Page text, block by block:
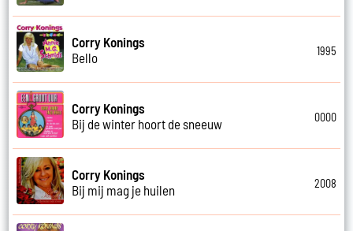
Corry Konings
Bello
1995
Corry Konings
Bij de winter hoort de sneeuw
0000
Corry Konings
Bij mij mag je huilen
2008